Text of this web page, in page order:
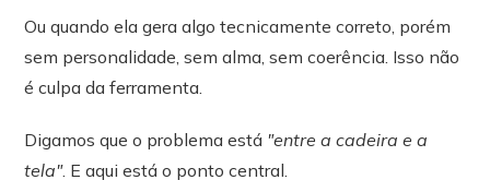
Ou quando ela gera algo tecnicamente correto, porém
sem personalidade, sem alma, sem coerência. Isso não
é culpa da ferramenta.
Digamos que o problema está "entre a cadeira e a
tela". E aqui está o ponto central.